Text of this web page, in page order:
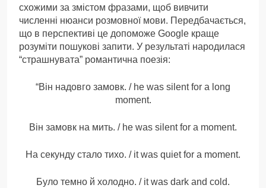
схожими за змістом фразами, щоб вивчити
численні нюанси розмовної мови. Передбачається,
що в перспективі це допоможе Google краще
розуміти пошукові запити. У результаті народилася
“страшнувата” романтична поезія:
“Він надовго замовк. / he was silent for a long
moment.
Він замовк на мить. / he was silent for a moment.
На секунду стало тихо. / it was quiet for a moment.
Було темно й холодно. / it was dark and cold.